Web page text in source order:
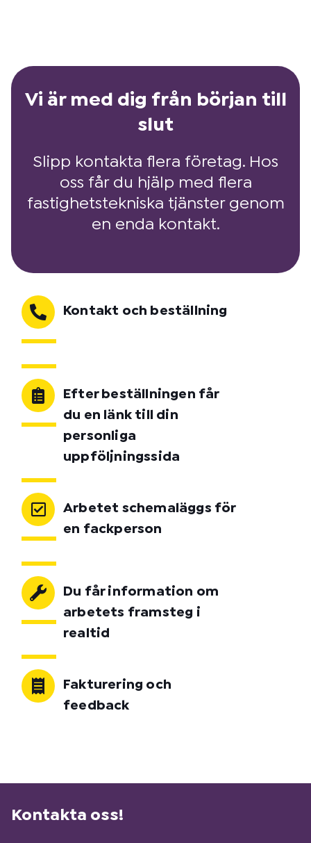
Vi är med dig från början till
slut
Slipp kontakta flera företag. Hos
oss får du hjälp med flera
fastighetstekniska tjänster genom
en enda kontakt.
Kontakt och beställning
Efter beställningen får
du en länk till din
personliga
uppföljningssida
Arbetet schemaläggs för
en fackperson
Du får information om
arbetets framsteg i
realtid
Fakturering och
feedback
Kontakta oss!